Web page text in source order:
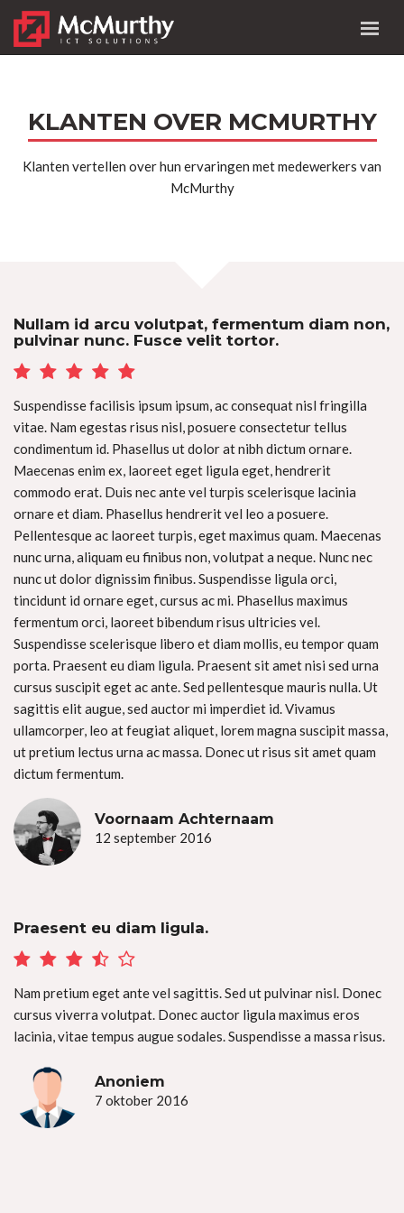
KLANTEN OVER MCMURTHY
Klanten vertellen over hun ervaringen met medewerkers van
McMurthy
Nullam id arcu volutpat, fermentum diam non,
pulvinar nunc. Fusce velit tortor.
Suspendisse facilisis ipsum ipsum, ac consequat nisl fringilla
vitae. Nam egestas risus nisl, posuere consectetur tellus
condimentum id. Phasellus ut dolor at nibh dictum ornare.
Maecenas enim ex, laoreet eget ligula eget, hendrerit
commodo erat. Duis nec ante vel turpis scelerisque lacinia
ornare et diam. Phasellus hendrerit vel leo a posuere.
Pellentesque ac laoreet turpis, eget maximus quam. Maecenas
nunc urna, aliquam eu finibus non, volutpat a neque. Nunc nec
nunc ut dolor dignissim finibus. Suspendisse ligula orci,
tincidunt id ornare eget, cursus ac mi. Phasellus maximus
fermentum orci, laoreet bibendum risus ultricies vel.
Suspendisse scelerisque libero et diam mollis, eu tempor quam
porta. Praesent eu diam ligula. Praesent sit amet nisi sed urna
cursus suscipit eget ac ante. Sed pellentesque mauris nulla. Ut
sagittis elit augue, sed auctor mi imperdiet id. Vivamus
ullamcorper, leo at feugiat aliquet, lorem magna suscipit massa,
ut pretium lectus urna ac massa. Donec ut risus sit amet quam
dictum fermentum.
Voornaam Achternaam
12 september 2016
Praesent eu diam ligula.
Nam pretium eget ante vel sagittis. Sed ut pulvinar nisl. Donec
cursus viverra volutpat. Donec auctor ligula maximus eros
lacinia, vitae tempus augue sodales. Suspendisse a massa risus.
Anoniem
7 oktober 2016